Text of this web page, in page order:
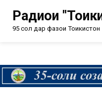
Радиои
95 сол дар фазои Тоҷикистон